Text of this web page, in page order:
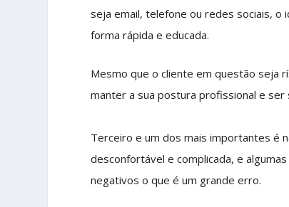
seja email, telefone ou redes sociais, o
forma rápida e educada.
Mesmo que o cliente em questão seja
manter a sua postura profissional e
Terceiro e um dos mais importantes é
desconfortável e complicada, e
negativos o que é um grande erro.